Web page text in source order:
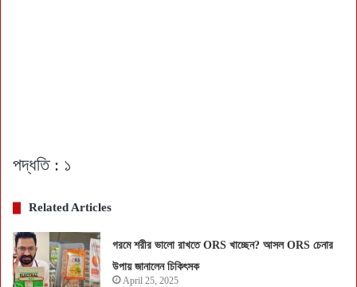
পদ্ধতি : ১
Related Articles
গরমে শরীর ভালো রাখতে ORS খাচ্ছেন? আসল ORS চেনার
উপায় জানালেন চিকিৎসক
April 25, 2025